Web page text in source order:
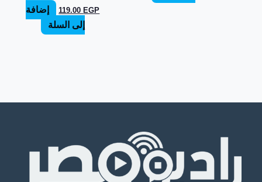
119.00EGP
إضافة
إلى السلة